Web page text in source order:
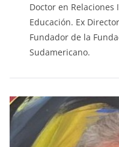
Doctor en
Educación. Ex
Fundador de la
Sudamericano.